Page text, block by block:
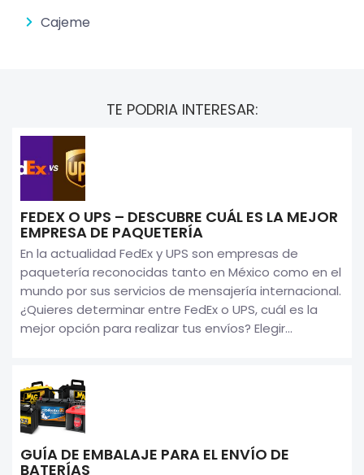
Cajeme
TE PODRIA INTERESAR:
FEDEX O UPS – DESCUBRE CUÁL ES LA MEJOR
EMPRESA DE PAQUETERÍA
En la actualidad FedEx y UPS son empresas de
paquetería reconocidas tanto en México como en el
mundo por sus servicios de mensajería internacional.
¿Quieres determinar entre FedEx o UPS, cuál es la
mejor opción para realizar tus envíos? Elegir...
GUÍA DE EMBALAJE PARA EL ENVÍO DE
BATERÍAS